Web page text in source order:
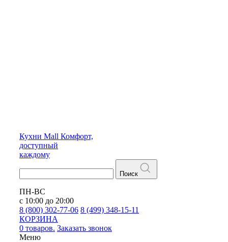
Кухни Mall Комфорт,
доступный
каждому
Поиск
ПН-ВС
с 10:00 до 20:00
8 (800) 302-77-06 8 (499) 348-15-11
КОРЗИНА
0 товаров. Заказать звонок
Меню